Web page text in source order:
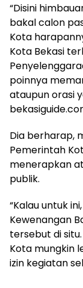
“Disini
bakal calon
Kota
Kota Bekasi
poinnya
ataupun orasi
Dia berharap,
Pemerintah
menerapkan
publik.
“Kalau untuk
Kewenangan
tersebut di
Kota mungkin
izin kegiatan